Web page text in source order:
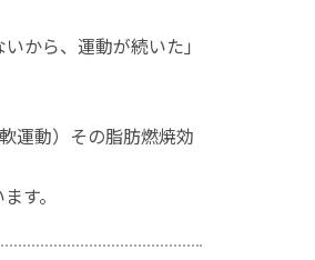
から、運動が続いた」
運動）その脂肪燃焼効
す。